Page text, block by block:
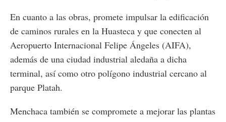
En cuanto a las obras, promete impulsar la edificación
de caminos rurales en la Huasteca y que conecten al
Aeropuerto Internacional Felipe Ángeles (AIFA),
además de una ciudad industrial aledaña a dicha
terminal, así como otro polígono industrial cercano al
parque Platah.
Menchaca también se compromete a mejorar las plantas